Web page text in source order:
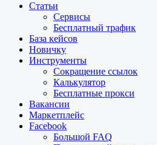
Статьи
Сервисы
Бесплатный трафик
База кейсов
Новичку
Инструменты
Сокращение ссылок
Калькулятор
Бесплатные прокси
Вакансии
Маркетплейс
Facebook
Большой FAQ